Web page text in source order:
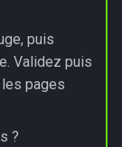
des
puis
Validez puis
pages
?